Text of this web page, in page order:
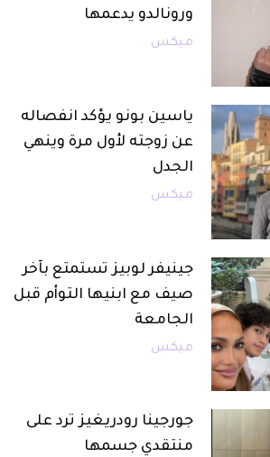
ورونالدو يدعمها
ميكس
ياسين بونو يؤكد انفصاله
عن زوجته لأول مرة وينهي
الجدل
ميكس
جينيفر لوبيز تستمتع بآخر
صيف مع ابنيها التوأم قبل
الجامعة
ميكس
جورجينا رودريغيز ترد على
منتقدي جسمها